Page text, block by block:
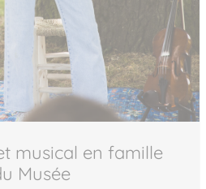
musical en famille
Musée